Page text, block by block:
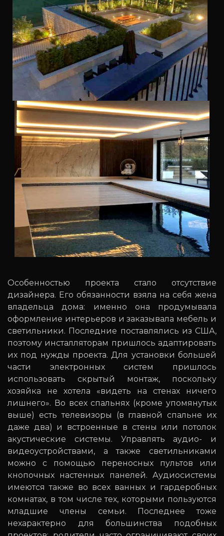
Особенностью проекта стало отсутствие
дизайнера. Его обязанности взяла на себя жена
владельца дома: именно она продумывала
оформление интерьеров и заказывала мебель и
светильники. Последние поставлялись из США,
поэтому инсталляторам пришлось адаптировать
их под нужды проекта. Для установки большей
части электронных систем пришлось
использовать скрытый монтаж, поскольку
хозяйка не хотела «видеть на стенах ничего
лишнего». Во всех спальнях (кроме упомянутых
выше) есть телевизоры (в главной спальне их
даже два) и встроенные в стены или потолок
акустические системы. Управлять аудио- и
видеоустройствами, а также светильниками
можно с помощью переносных пультов или
кнопочных настенных панелей. Аудиосистемы
имеются также во всех ванных и гардеробных
комнатах, в том числе тех, которыми пользуются
младшие члены семьи. Последнее тоже
нехарактерно для большинства подобных